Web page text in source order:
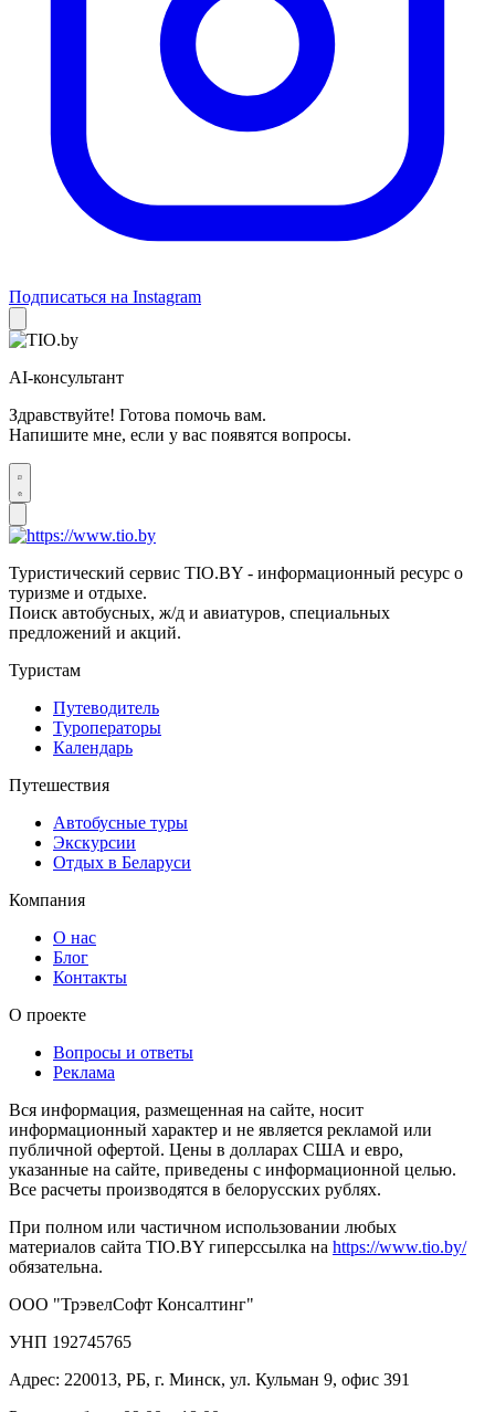
Подписаться на Instagram
AI-консультант
Здравствуйте! Готова помочь вам.
Напишите мне, если у вас появятся вопросы.
Туристический сервис TIO.BY - информационный ресурс о
туризме и отдыхе.
Поиск автобусных, ж/д и авиатуров, специальных
предложений и акций.
Туристам
Путеводитель
Туроператоры
Календарь
Путешествия
Автобусные туры
Экскурсии
Отдых в Беларуси
Компания
О нас
Блог
Контакты
О проекте
Вопросы и ответы
Реклама
Вся информация, размещенная на сайте, носит
информационный характер и не является рекламой или
публичной офертой. Цены в долларах США и евро,
указанные на сайте, приведены с информационной целью.
Все расчеты производятся в белорусских рублях.
При полном или частичном использовании любых
материалов сайта TIO.BY гиперссылка на https://www.tio.by/
обязательна.
ООО "ТрэвелСофт Консалтинг"
УНП 192745765
Адрес: 220013, РБ, г. Минск, ул. Кульман 9, офис 391